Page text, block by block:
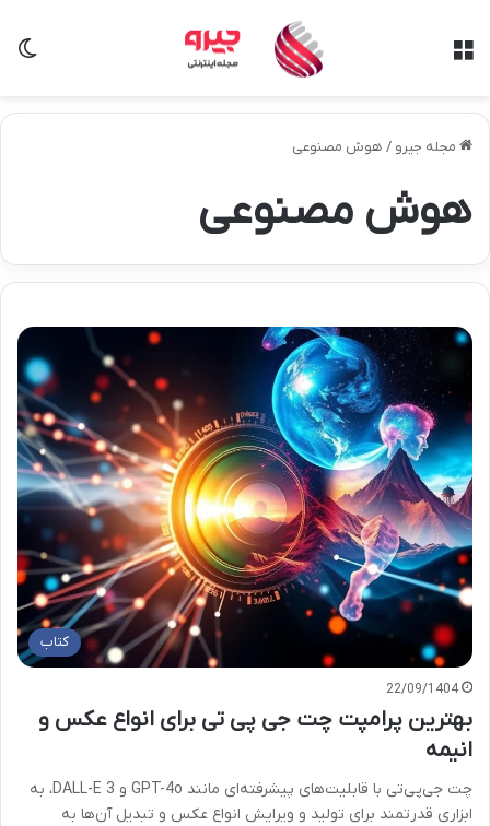
مجله جیرو / هوش مصنوعی
هوش مصنوعی
کتاب
22/09/1404
بهترین پرامپت چت جی پی تی برای انواع عکس و
انیمه
چت جی‌پی‌تی با قابلیت‌های پیشرفته‌ای مانند GPT-4o و DALL-E 3، به
ابزاری قدرتمند برای تولید و ویرایش انواع عکس و تبدیل آن‌ها به